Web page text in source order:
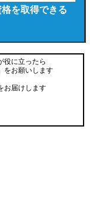
を取得できる
役に立ったら
をお願いします
お届けします